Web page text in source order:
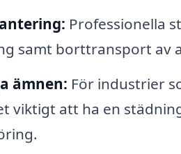
Professionella
samt borttransport av
ämnen: För industrier
viktigt att ha en